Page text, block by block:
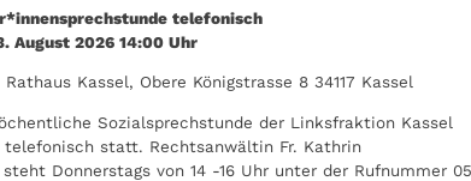
telefonisch
August 2026 14:00 Uhr
Rathaus Kassel, Obere Königstrasse 8 34117 Kassel
Sozialsprechstunde der Linksfraktion Kassel
statt. Rechtsanwältin Fr. Kathrin
steht Donnerstags von 14 -16 Uhr unter der Rufnummer